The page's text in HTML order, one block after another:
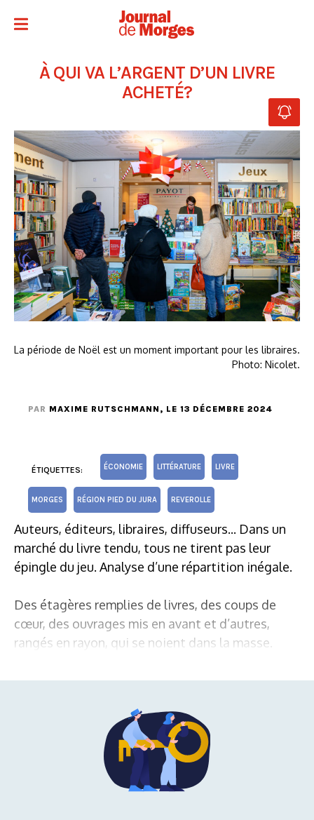
À QUI VA L’ARGENT D’UN LIVRE
ACHETÉ?
La période de Noël est un moment important pour les libraires.
Photo: Nicolet.
PAR MAXIME RUTSCHMANN , LE 13 DÉCEMBRE 2024
ÉTIQUETTES: ÉCONOMIE LITTÉRATURE LIVRE
MORGES RÉGION PIED DU JURA REVEROLLE
Auteurs, éditeurs, libraires, diffuseurs... Dans un
marché du livre tendu, tous ne tirent pas leur
épingle du jeu. Analyse d’une répartition inégale.
Des étagères remplies de livres, des coups de
cœur, des ouvrages mis en avant et d’autres,
rangés en rayon, qui se noient dans la masse.